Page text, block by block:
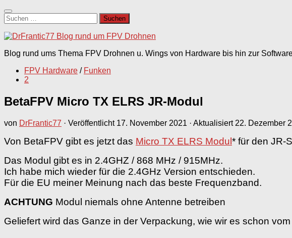
Suchen
nach:
Blog rund ums Thema FPV Drohnen u. Wings von Hardware bis hin zur
FPV Hardware / Funken
2
BetaFPV Micro TX ELRS JR-Modul
von DrFrantic77 · Veröffentlicht 17. November 2021 · Aktualisiert 22. Dezember
Von BetaFPV gibt es jetzt das Micro TX ELRS Modul* für den JR-
Das Modul gibt es in 2.4GHZ / 868 MHz / 915MHz.
Ich habe mich wieder für die 2.4GHz Version entschieden.
Für die EU meiner Meinung nach das beste Frequenzband.
ACHTUNG Modul niemals ohne Antenne betreiben
Geliefert wird das Ganze in der Verpackung, wie wir es schon vom